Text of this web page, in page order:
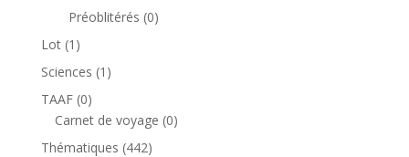
Préoblitérés 00
Lot 1 1
produit
Sciences 1 1
TAAF 00
produit
Carnet de voyage 00
Thématiques 442442